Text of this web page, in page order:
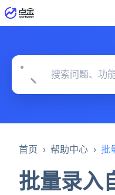
首页 › 帮助中心 › 批
批量录入